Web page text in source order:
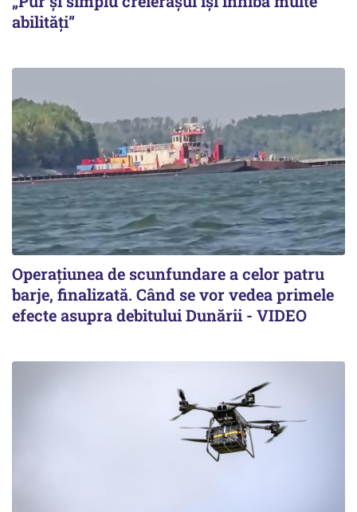
abilități”
Operațiunea de scunfundare a celor patru
barje, finalizată. Când se vor vedea primele
efecte asupra debitului Dunării - VIDEO